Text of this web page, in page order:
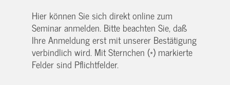
Hier können Sie sich direkt online zum
Seminar anmelden. Bitte beachten Sie, daß
Ihre Anmeldung erst mit unserer Bestätigung
verbindlich wird. Mit Sternchen (*) markierte
Felder sind Pflichtfelder.